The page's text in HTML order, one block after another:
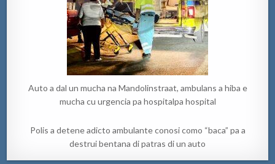
Auto a dal un mucha na Mandolinstraat, ambulans a hiba e
mucha cu urgencia pa hospitalpa hospital
Polis a detene adicto ambulante conosi como “baca” pa a
destrui bentana di patras di un auto